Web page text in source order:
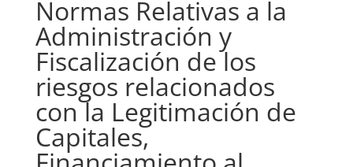
Normas Relativas a la
Administración y
Fiscalización de los
riesgos relacionados
con la Legitimación de
Capitales,